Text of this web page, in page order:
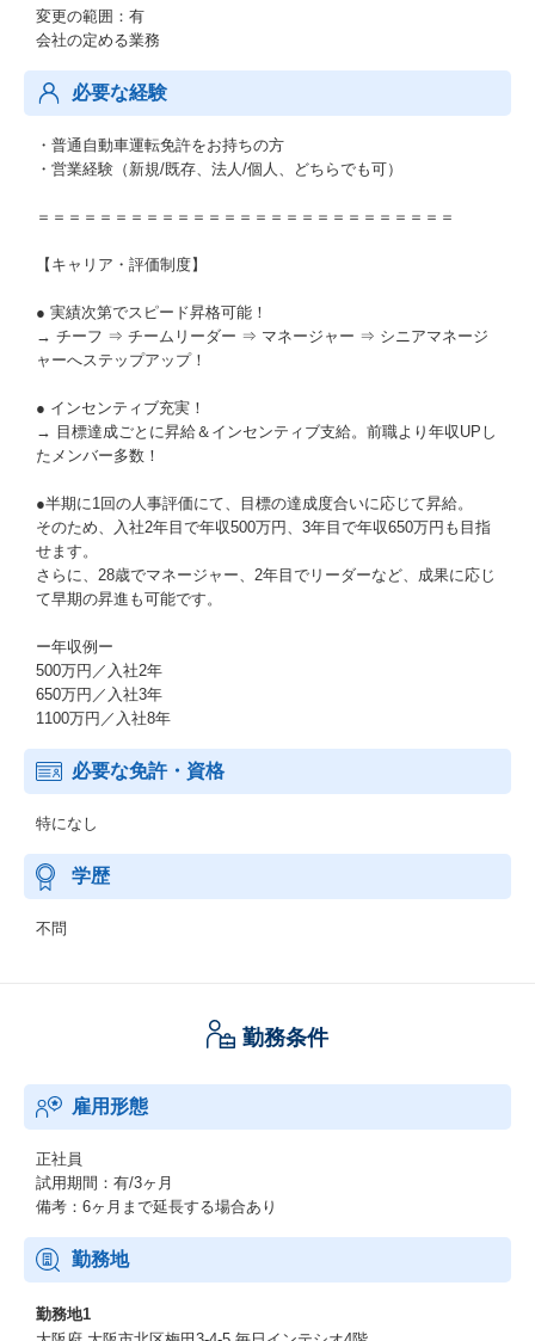
変更の範囲：有
会社の定める業務
必要な経験
・普通自動車運転免許をお持ちの方
・営業経験（新規/既存、法人/個人、どちらでも可）
＝＝＝＝＝＝＝＝＝＝＝＝＝＝＝＝＝＝＝＝＝＝＝＝＝＝＝
【キャリア・評価制度】
● 実績次第でスピード昇格可能！
→ チーフ ⇒ チームリーダー ⇒ マネージャー ⇒ シニアマネージ
ャーへステップアップ！
● インセンティブ充実！
→ 目標達成ごとに昇給＆インセンティブ支給。前職より年収UPし
たメンバー多数！
●半期に1回の人事評価にて、目標の達成度合いに応じて昇給。
そのため、入社2年目で年収500万円、3年目で年収650万円も目指
せます。
さらに、28歳でマネージャー、2年目でリーダーなど、成果に応じ
て早期の昇進も可能です。
ー年収例ー
500万円／入社2年
650万円／入社3年
1100万円／入社8年
必要な免許・資格
特になし
学歴
不問
勤務条件
雇用形態
正社員
試用期間：有/3ヶ月
備考：6ヶ月まで延長する場合あり
勤務地
勤務地1